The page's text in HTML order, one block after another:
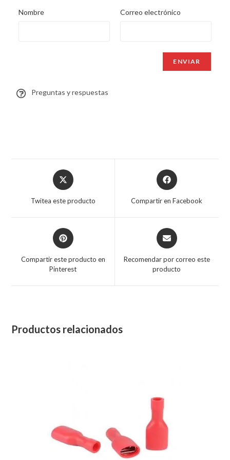
Nombre Correo electrónico
Preguntas y respuestas
Twitea este producto Compartir en Facebook
Compartir este producto en
Pinterest
Recomendar por correo este
producto
Productos relacionados